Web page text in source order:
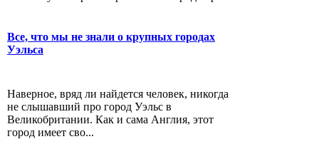
Все, что мы не знали о крупных городах
Уэльса
Наверное, вряд ли найдется человек, никогда
не слышавший про город Уэльс в
Великобритании. Как и сама Англия, этот
город имеет сво...